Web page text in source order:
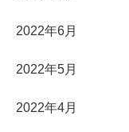
2022年6月
2022年5月
2022年4月